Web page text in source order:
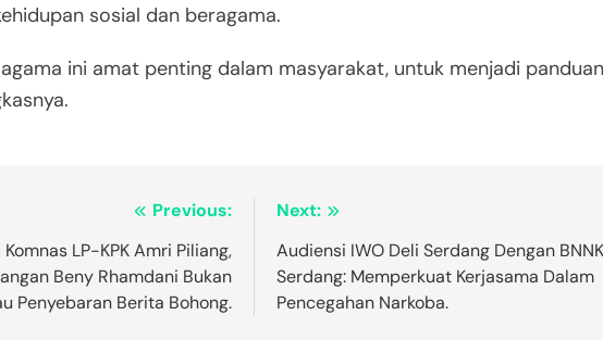
sosial dan beragama.
ini amat penting dalam masyarakat, untuk menjadi
Previous:
Komnas LP-KPK Amri Piliang,
Beny Rhamdani Bukan
Penyebaran Berita Bohong.
Next:
Audiensi IWO Deli Serdang Dengan
Serdang: Memperkuat Kerjasama Dalam
Pencegahan Narkoba.